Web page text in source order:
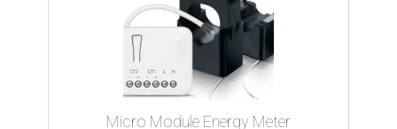
Micro Module Energy Meter